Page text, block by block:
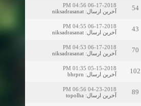
54
06-17-2018 04:56 PM
آخرین ارسال:
niksadrasanat
43
06-17-2018 04:55 PM
آخرین ارسال:
niksadrasanat
70
06-17-2018 04:53 PM
آخرین ارسال:
niksadrasanat
102
05-15-2018 01:35 PM
آخرین ارسال:
bhrprn
89
04-23-2018 06:56 PM
آخرین ارسال:
topolha